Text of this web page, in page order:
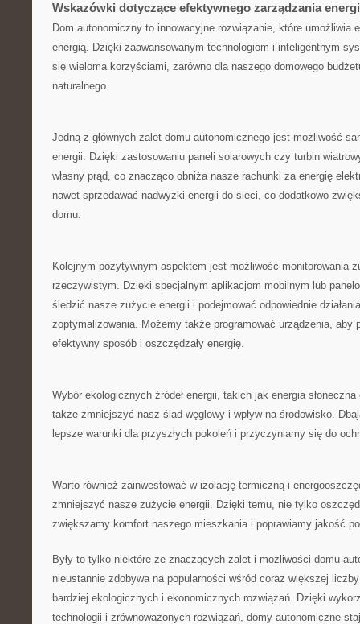
Wskazówki dotyczące efektywnego‌ zarządzania
Dom autonomiczny to‌ innowacyjne‌ rozwiązanie, które umożliwia⁤
energią. Dzięki zaawansowanym technologiom i inteligentnym
się wieloma korzyściami,⁣ zarówno dla naszego domowego
naturalnego.
Jedną z ⁢głównych zalet domu autonomicznego jest możliwość
energii. Dzięki zastosowaniu paneli solarowych czy turbin
własny prąd, co znacząco obniża nasze rachunki za energię
nawet sprzedawać nadwyżki energii do ‍sieci, co dodatkowo
domu.
Kolejnym pozytywnym aspektem jest możliwość monitorowania
rzeczywistym.​ Dzięki specjalnym aplikacjom mobilnym lub
śledzić nasze zużycie energii i podejmować ⁤odpowiednie
zoptymalizowania. Możemy także programować urządzenia, aby
efektywny sposób​ i⁣ oszczędzały energię.
Wybór ekologicznych źródeł⁤ energii, takich ‌jak energia
także ⁣zmniejszyć‌ nasz ślad węglowy i wpływ‍ na ⁣środowisko.
lepsze‍ warunki dla przyszłych ‍pokoleń i przyczyniamy się do
Warto ‍również‍ zainwestować w izolację termiczną‍ i
zmniejszyć nasze ⁢zużycie ​energii. Dzięki temu,‌ nie tylko
zwiększamy‍ komfort naszego⁤ mieszkania i poprawiamy⁢ jakość
Były⁢ to ⁤tylko niektóre ze znaczących zalet i możliwości ​domu
nieustannie‍ zdobywa⁢ na popularności wśród coraz większej
bardziej ekologicznych i ⁣ekonomicznych rozwiązań. ‍Dzięki
technologii i zrównoważonych rozwiązań, domy ⁤autonomiczne